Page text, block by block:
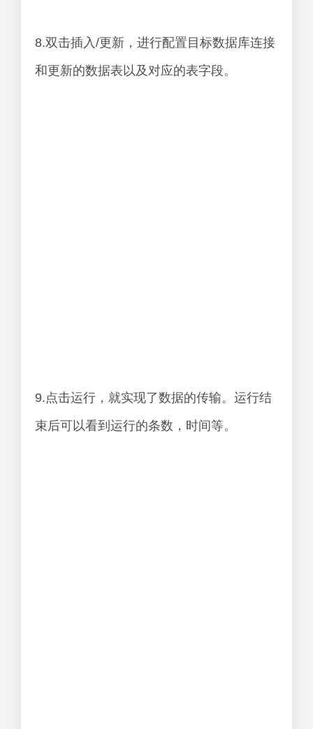
8.双击插入/更新，进行配置目标数据库连接
和更新的数据表以及对应的表字段。
9.点击运行，就实现了数据的传输。运行结
束后可以看到运行的条数，时间等。